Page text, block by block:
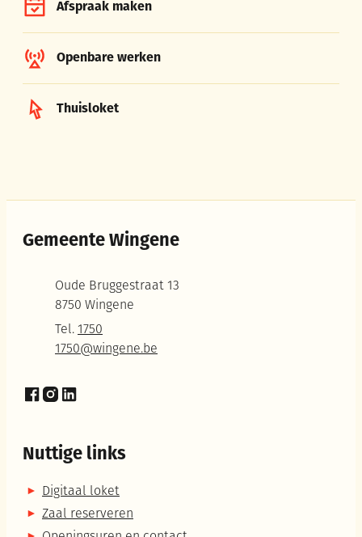
Afspraak maken
Openbare werken
Thuisloket
Gemeente Wingene
Oude Bruggestraat 13
,8750 Wingene
1750
E-mail1750@wingene.be
Nuttige links
Digitaal loket
Zaal reserveren
Facebook
Instagram
LinkedIn